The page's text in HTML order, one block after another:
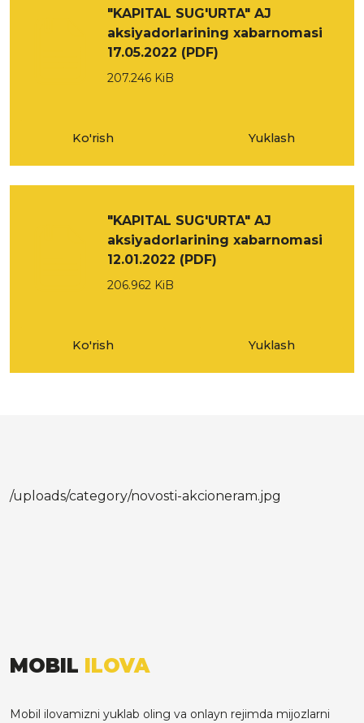
"KAPITAL SUG'URTA" AJ
aksiyadorlarining xabarnomasi
17.05.2022 (PDF)
207.246 KiB
Ko'rish Yuklash
"KAPITAL SUG'URTA" AJ
aksiyadorlarining xabarnomasi
12.01.2022 (PDF)
206.962 KiB
Ko'rish Yuklash
/uploads/category/novosti-akcioneram.jpg
MOBIL ILOVA
Mobil ilovamizni yuklab oling va onlayn rejimda mijozlarni